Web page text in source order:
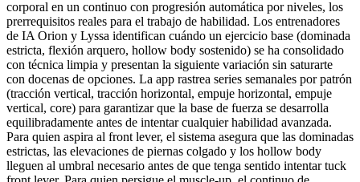
corporal en un continuo con progresión automática por niveles, los
prerrequisitos reales para el trabajo de habilidad. Los entrenadores
de IA Orion y Lyssa identifican cuándo un ejercicio base (dominada
estricta, flexión arquero, hollow body sostenido) se ha consolidado
con técnica limpia y presentan la siguiente variación sin saturarte
con docenas de opciones. La app rastrea series semanales por patrón
(tracción vertical, tracción horizontal, empuje horizontal, empuje
vertical, core) para garantizar que la base de fuerza se desarrolla
equilibradamente antes de intentar cualquier habilidad avanzada.
Para quien aspira al front lever, el sistema asegura que las dominadas
estrictas, las elevaciones de piernas colgado y los hollow body
lleguen al umbral necesario antes de que tenga sentido intentar tuck